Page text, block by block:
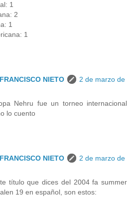
1
2
1
1
NIETO
2 de marzo de
Nehru fue un torneo internacional
lo cuento
NIETO
2 de marzo de
título que dices del 2004 fa summer
19 en español, son estos: